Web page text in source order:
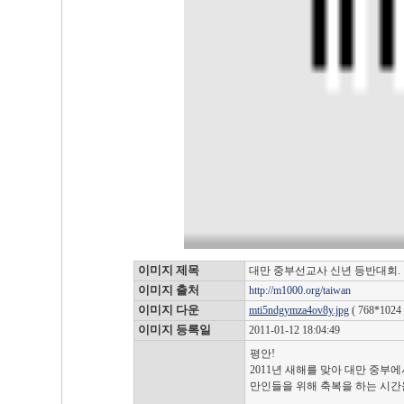
이미지 제목 대만 중부선교사 신년 등반대회.
이미지 출처 http://m1000.org/taiwan
이미지 다운 mti5ndgymza4ov8y.jpg (
이미지 등록일
2011-01-12 18:04:49
평안!
2011년 새해를 맞아 대만 중부
만인들을 위해 축복을 하는 시